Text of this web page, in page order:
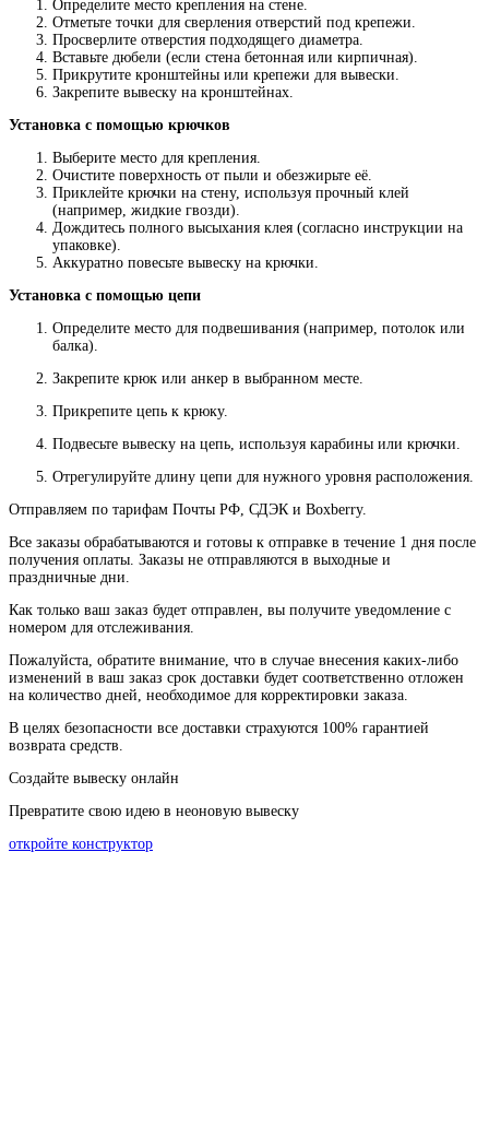
Определите место крепления на стене.
Отметьте точки для сверления отверстий под крепежи.
Просверлите отверстия подходящего диаметра.
Вставьте дюбели (если стена бетонная или кирпичная).
Прикрутите кронштейны или крепежи для вывески.
Закрепите вывеску на кронштейнах.
Установка с помощью крючков
Выберите место для крепления.
Очистите поверхность от пыли и обезжирьте её.
Приклейте крючки на стену, используя прочный клей
(например, жидкие гвозди).
Дождитесь полного высыхания клея (согласно инструкции на
упаковке).
Аккуратно повесьте вывеску на крючки.
Установка с помощью цепи
Определите место для подвешивания (например, потолок или
балка).
Закрепите крюк или анкер в выбранном месте.
Прикрепите цепь к крюку.
Подвесьте вывеску на цепь, используя карабины или крючки.
Отрегулируйте длину цепи для нужного уровня расположения.
Отправляем по тарифам Почты РФ, СДЭК и Boxberry.
Все заказы обрабатываются и готовы к отправке в течение 1 дня после
получения оплаты Заказы не отправляются в выходные и
праздничные дни
Как только ваш заказ будет отправлен вы получите уведомление с
номером для отслеживания
Пожалуйста , обратите внимание что в случае внесения каких-либо
изменений в ваш заказ срок доставки будет соответственно отложен
на количество дней необходимое для корректировки заказа
В целях безопасности все доставки страхуются 100% гарантией
возврата средств.
Создайте вывеску онлайн
Превратите свою идею в неоновую вывеску
откройте конструктор